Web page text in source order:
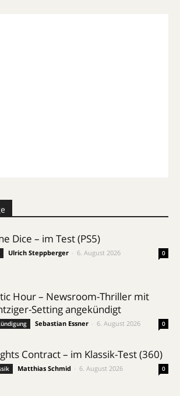
Dice – im Test (PS5)
Ulrich Steppberger 6. August 2026 0
Hour – Newsroom-Thriller mit
Setting angekündigt
Sebastian Essner 6. August 2026 0
Contract – im Klassik-Test (360)
Matthias Schmid 6. August 2026 0